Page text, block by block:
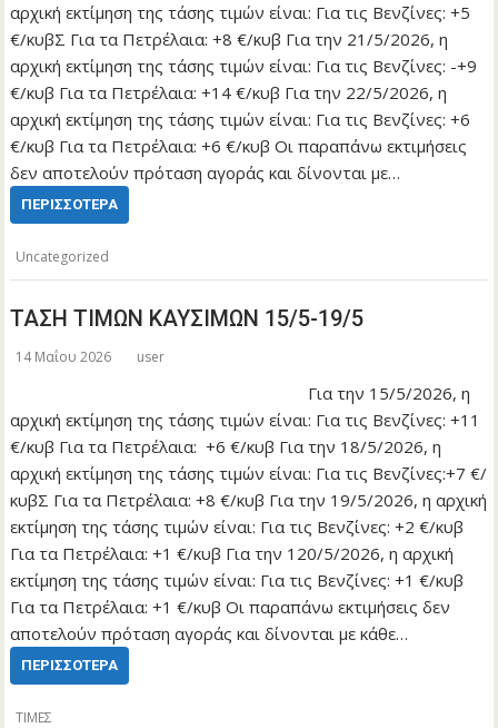
αρχική εκτίμηση της τάσης τιμών είναι: Για τις Βενζίνες: +5
€/κυβΣ Για τα Πετρέλαια: +8 €/κυβ Για την 21/5/2026, η
αρχική εκτίμηση της τάσης τιμών είναι: Για τις Βενζίνες: -+9
€/κυβ Για τα Πετρέλαια: +14 €/κυβ Για την 22/5/2026, η
αρχική εκτίμηση της τάσης τιμών είναι: Για τις Βενζίνες: +6
€/κυβ Για τα Πετρέλαια: +6 €/κυβ Οι παραπάνω εκτιμήσεις
δεν αποτελούν πρόταση αγοράς και δίνονται με…
ΠΕΡΙΣΣΌΤΕΡΑ
Uncategorized
ΤΑΣΗ ΤΙΜΩΝ ΚΑΥΣΙΜΩΝ 15/5-19/5
14 Μαΐου 2026 user
Για την 15/5/2026, η
αρχική εκτίμηση της τάσης τιμών είναι: Για τις Βενζίνες: +11
€/κυβ Για τα Πετρέλαια: +6 €/κυβ Για την 18/5/2026, η
αρχική εκτίμηση της τάσης τιμών είναι: Για τις Βενζίνες:+7 €/
κυβΣ Για τα Πετρέλαια: +8 €/κυβ Για την 19/5/2026, η αρχική
εκτίμηση της τάσης τιμών είναι: Για τις Βενζίνες: +2 €/κυβ
Για τα Πετρέλαια: +1 €/κυβ Για την 120/5/2026, η αρχική
εκτίμηση της τάσης τιμών είναι: Για τις Βενζίνες: +1 €/κυβ
Για τα Πετρέλαια: +1 €/κυβ Οι παραπάνω εκτιμήσεις δεν
αποτελούν πρόταση αγοράς και δίνονται με κάθε…
ΠΕΡΙΣΣΌΤΕΡΑ
ΤΙΜΕΣ